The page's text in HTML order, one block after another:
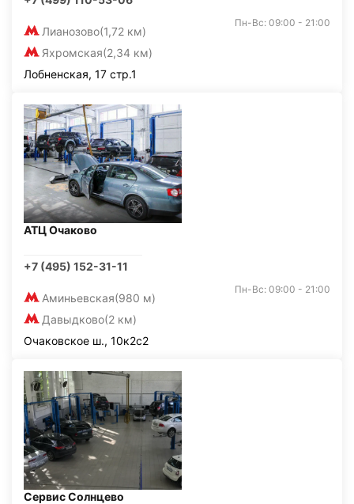
Лианозово(1,72 км)
Яхромская(2,34 км)
Пн-Вс: 09:00 - 21:00
Лобненская, 17 стр.1
АТЦ Очаково
+7 (495) 152-31-11
Аминьевская(980 м)
Давыдково(2 км)
Пн-Вс: 09:00 - 21:00
Очаковское ш., 10к2с2
Сервис Солнцево